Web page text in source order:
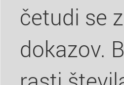
četudi se
dokazov.